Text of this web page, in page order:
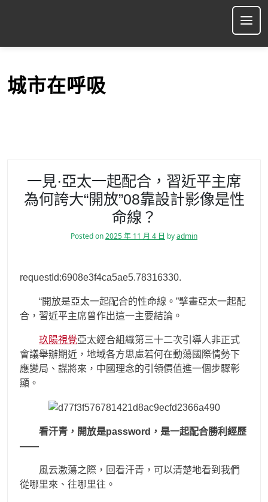
p
城市在呼吸
一見·亞太一起配合，習近平主席
為何誇大“開放”08靠設計影像是性
命線？
Posted on2025 年 11 月 4 日 byadmin
requestId:6908e3f4ca5ae5.78316330.
“開放是亞太一起配合的性命線。”擘畫亞太一起配
合，習近平主席曾作出這一主要結論。
玖陽視覺亞太經合組織第三十二次引導人非正式
會議舉辦期近，地域各方思慮若何在動蕩國際情勢下
應變局、謀將來，中國理念的引領價值進一個步驟彰
顯。
看汗青，開放是password，是一起配合勝利經歷
——
風云激蕩之際，回看汗青，可以清楚地看到我們
從哪里來、往哪里往。